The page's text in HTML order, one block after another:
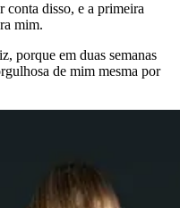
conta disso, e a primeira
mim.
porque em duas semanas
de mim mesma por